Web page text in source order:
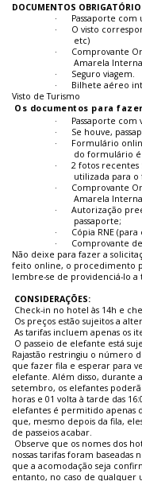
DOCUMENTOS
·
Passaporte
·
O visto
etc)
·
Comprovante
Amarela
·
Seguro viagem.
·
Bilhete aéreo
Visto de Turismo
Os documentos para
·
Passaporte
·
Se houve,
·
Formulário
do formulário é
·
2 fotos recentes
utilizada para
·
Comprovante
Amarela
·
Autorização
passaporte;
·
Cópia RNE (para
·
Comprovante
Não deixe para fazer a
feito online, o procedimento
lembre-se de providenciá-lo a
CONSIDERAÇÕES:
Check-in no hotel às 14h e
Os preços estão sujeitos a
As tarifas incluem apenas os
O passeio de elefante está
Rajastão restringiu o número
que fazer fila e esperar para
elefante. Além disso, durante
setembro, os elefantes
horas e 01 volta à tarde das
elefantes é permitido apenas
que, mesmo depois da fila,
de passeios acabar.
Observe que os nomes dos
nossas tarifas foram baseadas
que a acomodação seja
entanto, no caso de qualquer